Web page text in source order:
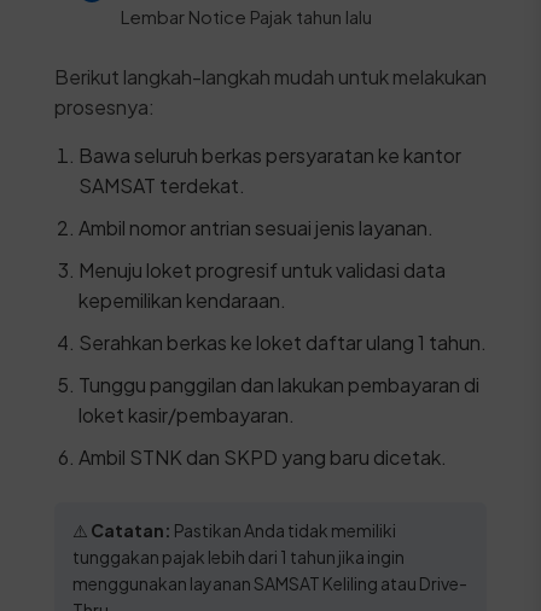
Lembar Notice Pajak tahun lalu
Berikut langkah-langkah mudah untuk melakukan
prosesnya:
Bawa seluruh berkas persyaratan ke kantor
SAMSAT terdekat.
Ambil nomor antrian sesuai jenis layanan.
Menuju loket progresif untuk validasi data
kepemilikan kendaraan.
Serahkan berkas ke loket daftar ulang 1 tahun.
Tunggu panggilan dan lakukan pembayaran di
loket kasir/pembayaran.
Ambil STNK dan SKPD yang baru dicetak.
⚠️ Catatan: Pastikan Anda tidak memiliki
tunggakan pajak lebih dari 1 tahun jika ingin
menggunakan layanan SAMSAT Keliling atau Drive-